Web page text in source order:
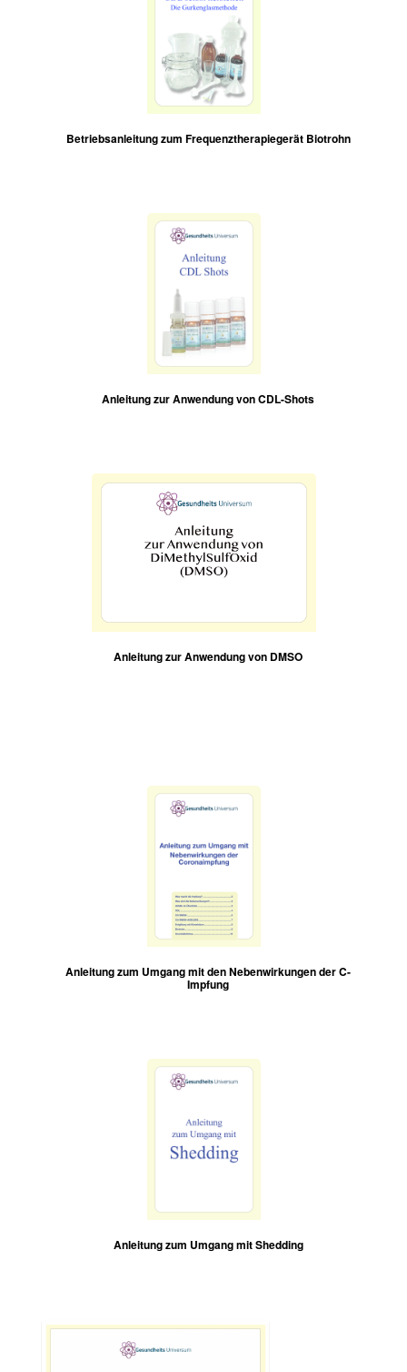
Betriebsanleitung zum Frequenztherapiegerät Biotrohn
Anleitung zur Anwendung von CDL-Shots
Anleitung zur Anwendung von DMSO
Anleitung zum Umgang mit den Nebenwirkungen der C-
Impfung
Anleitung zum Umgang mit Shedding